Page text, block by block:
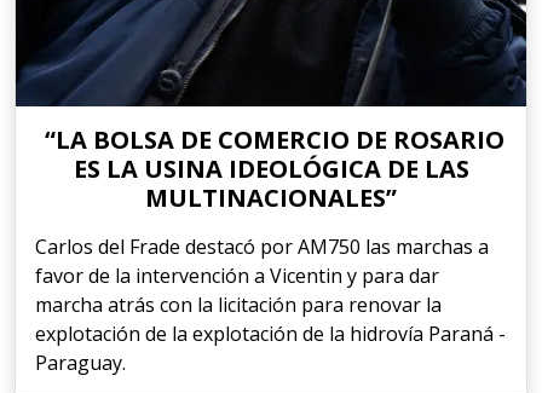
“LA BOLSA DE COMERCIO DE ROSARIO
ES LA USINA IDEOLÓGICA DE LAS
MULTINACIONALES”
Carlos del Frade destacó por AM750 las marchas a
favor de la intervención a Vicentin y para dar
marcha atrás con la licitación para renovar la
explotación de la explotación de la hidrovía Paraná -
Paraguay.